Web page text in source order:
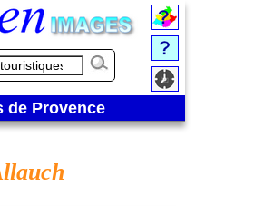
de Provence